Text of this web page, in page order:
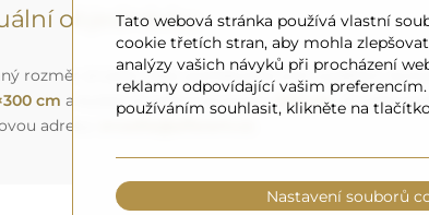
objednávku
rozměr zrcadla nebo potřebujete jiné rozdělení,
cm a kulatá zrcadla o průměru200 cm. Zrcadla
adresu:
Tato webová stránka používá vlastní
cookie třetích stran, aby mohla
analýzy vašich návyků při procházení
reklamy odpovídající vašim
používáním souhlasit, klikněte na
Nastavení souborů